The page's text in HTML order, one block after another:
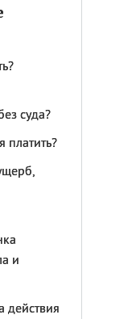
суда?
платить?
и
действия